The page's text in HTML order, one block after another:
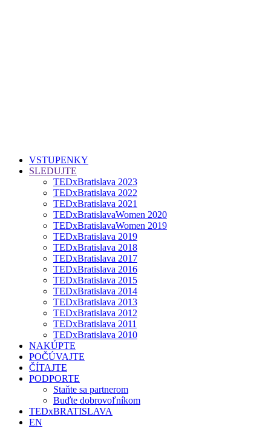
VSTUPENKY
SLEDUJTE
TEDxBratislava 2023
TEDxBratislava 2022
TEDxBratislava 2021
TEDxBratislavaWomen 2020
TEDxBratislavaWomen 2019
TEDxBratislava 2019
TEDxBratislava 2018
TEDxBratislava 2017
TEDxBratislava 2016
TEDxBratislava 2015
TEDxBratislava 2014
TEDxBratislava 2013
TEDxBratislava 2012
TEDxBratislava 2011
TEDxBratislava 2010
NAKÚPTE
POČÚVAJTE
ČÍTAJTE
PODPORTE
Staňte sa partnerom
Buďte dobrovoľníkom
TEDxBRATISLAVA
EN